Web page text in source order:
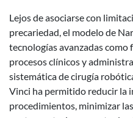
Lejos de asociarse con
precariedad, el modelo de
tecnologías avanzadas
procesos clínicos y
sistemática de cirugía
Vinci ha permitido reducir la
procedimientos, minimizar